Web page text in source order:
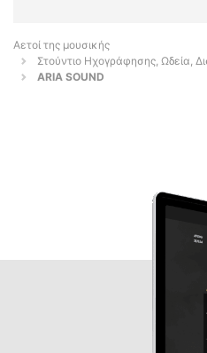
Αετοί της μουσικής
Στούντιο Ηχογράφησης, Ωδεία,
ARIA SOUND